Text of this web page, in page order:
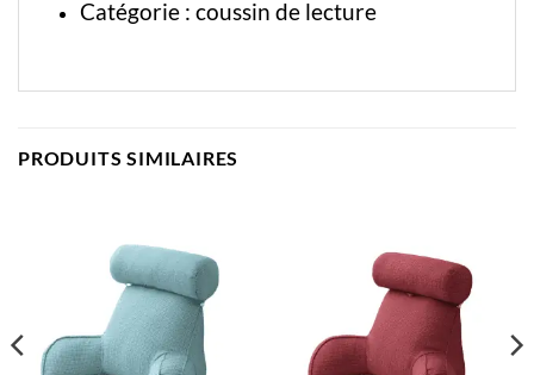
Catégorie : coussin de lecture
PRODUITS SIMILAIRES